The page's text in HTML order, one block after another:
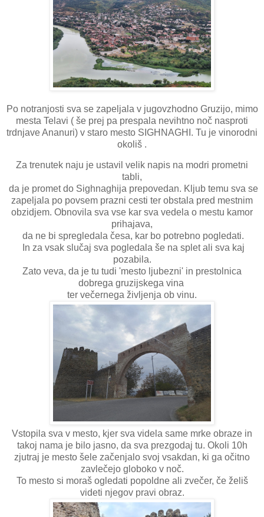
Po notranjosti sva se zapeljala v jugovzhodno Gruzijo, mimo
mesta Telavi ( še prej pa prespala nevihtno noč nasproti
trdnjave Ananuri) v staro mesto SIGHNAGHI. Tu je vinorodni
okoliš .
Za trenutek naju je ustavil velik napis na modri prometni
tabli,
da je promet do Sighnaghija prepovedan. Kljub temu sva se
zapeljala po povsem prazni cesti ter obstala pred mestnim
obzidjem. Obnovila sva vse kar sva vedela o mestu kamor
prihajava,
da ne bi spregledala česa, kar bo potrebno pogledati.
In za vsak slučaj sva pogledala še na splet ali sva kaj
pozabila.
Zato veva, da je tu tudi 'mesto ljubezni' in prestolnica
dobrega gruzijskega vina
ter večernega življenja ob vinu.
Vstopila sva v mesto, kjer sva videla same mrke obraze in
takoj nama je bilo jasno, da sva prezgodaj tu. Okoli 10h
zjutraj je mesto šele začenjalo svoj vsakdan, ki ga očitno
zavlečejo globoko v noč.
To mesto si moraš ogledati popoldne ali zvečer, če želiš
videti njegov pravi obraz.